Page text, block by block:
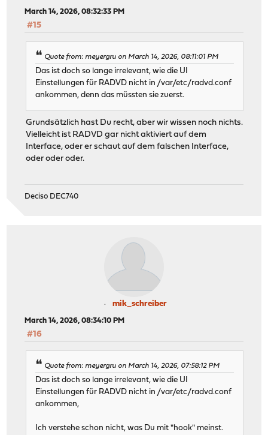
March 14, 2026, 08:32:33 PM
#15
Quote from: meyergru on March 14, 2026, 08:11:01 PM
Das ist doch so lange irrelevant, wie die UI
Einstellungen für RADVD nicht in /var/etc/radvd.conf
ankommen, denn das müssten sie zuerst.
Grundsätzlich hast Du recht, aber wir wissen noch nichts.
Vielleicht ist RADVD gar nicht aktiviert auf dem
Interface, oder er schaut auf dem falschen Interface,
oder oder oder.
Deciso DEC740
mik_schreiber
March 14, 2026, 08:34:10 PM
#16
Quote from: meyergru on March 14, 2026, 07:58:12 PM
Das ist doch so lange irrelevant, wie die UI
Einstellungen für RADVD nicht in /var/etc/radvd.conf
ankommen,
Ich verstehe schon nicht, was Du mit "hook" meinst.